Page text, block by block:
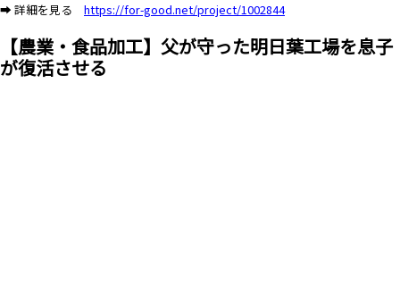
➡ 詳細を見る https://for-good.net/project/1002844
【農業・食品加工】父が守った明日葉工場を息子
が復活させる